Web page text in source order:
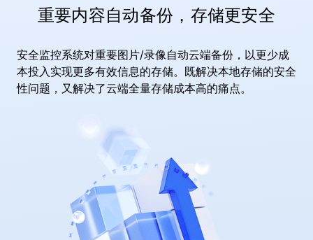
重要内容自动备份，存储更安全
安全监控系统对重要图片/录像自动云端备份，以更少成
本投入实现更多有效信息的存储。既解决本地存储的安全
性问题，又解决了云端全量存储成本高的痛点。